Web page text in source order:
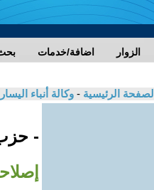
اضافة/خدمات الزوار
الصفحة الرئيسية - وكالة أنباء اليسار
- حزب